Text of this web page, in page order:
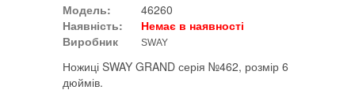
Модель:
46260
Наявність:
Немає в наявності
Виробник
SWAY
Ножиці SWAY GRAND серія №462, розмір 6
дюймів.